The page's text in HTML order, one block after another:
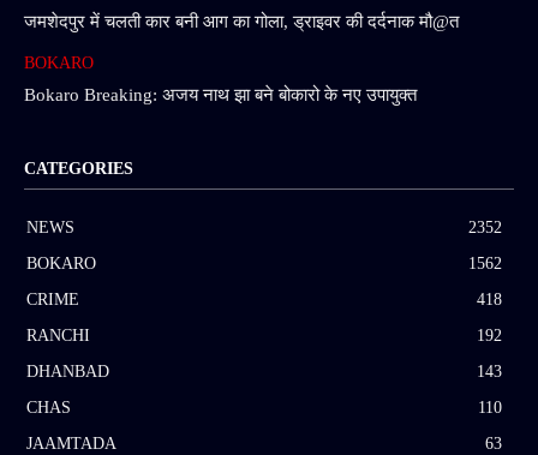
जमशेदपुर में चलती कार बनी आग का गोला, ड्राइवर की दर्दनाक मौ@त
BOKARO
Bokaro Breaking: अजय नाथ झा बने बोकारो के नए उपायुक्त
CATEGORIES
NEWS
2352
BOKARO
1562
CRIME
418
RANCHI
192
DHANBAD
143
CHAS
110
JAAMTADA
63